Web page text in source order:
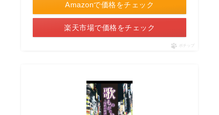
Amazonで価格をチェック
楽天市場で価格をチェック
ポチップ